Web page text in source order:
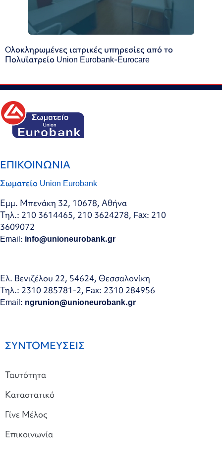
Oλοκληρωμένες ιατρικές υπηρεσίες από το
Πολυϊατρείο Union Eurobank-Eurocare
ΕΠΙΚΟΙΝΩΝΙΑ
Σωματείο Union Eurobank
Εμμ. Μπενάκη 32, 10678, Αθήνα
Τηλ.: 210 3614465, 210 3624278, Fax: 210
3609072
Email: info@unioneurobank.gr
Ελ. Βενιζέλου 22, 54624, Θεσσαλονίκη
Τηλ.: 2310 285781-2, Fax: 2310 284956
Email: ngrunion@unioneurobank.gr
ΣΥΝΤΟΜΕΥΣΕΙΣ
Ταυτότητα
Καταστατικό
Γίνε Μέλος
Επικοινωνία